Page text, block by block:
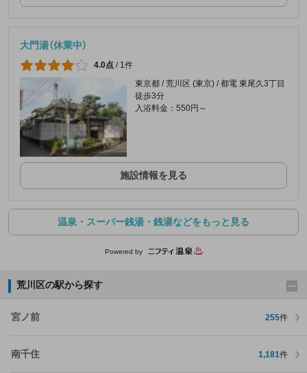
大門湯（休業中）
4.0点 / 1件
東京都 / 荒川区 (東京) / 都電 東尾久3丁目
徒歩3分
入浴料金：550円～
施設情報を見る
温泉・スーパー銭湯・銭湯などをもっと見る
Powered by
荒川区の駅から探す
宮ノ前 255件
南千住 1,181件